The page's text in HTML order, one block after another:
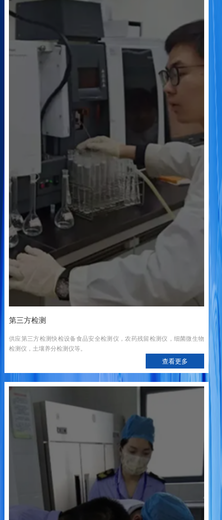
第三方检测
供应第三方检测快检设备食品安全检测仪，农药残留检测仪，细菌微生物
检测仪，土壤养分检测仪等。
查看更多